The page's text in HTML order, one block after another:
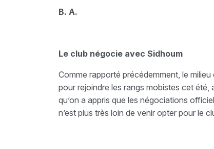
B. A.
Le club négocie avec Sidhoum
Comme rapporté précédemment, le
pour rejoindre les rangs mobistes cet été,
qu’on a appris que les négociations
n’est plus très loin de venir opter pour le